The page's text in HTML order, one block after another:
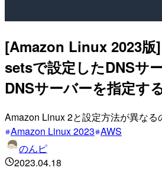
[Amazon Linux 2023
setsで設定したDNSサ
DNSサーバーを指定す
Amazon Linux 2と設定方法が異なる
Amazon Linux 2023 AWS
のんピ
2023.04.18